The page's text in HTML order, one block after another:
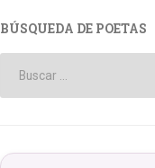
BÚSQUEDA DE POETAS